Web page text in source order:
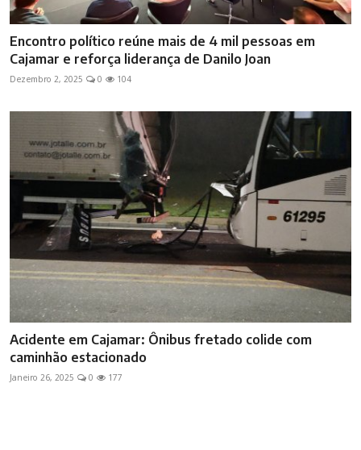
Encontro político reúne mais de 4 mil pessoas em
Cajamar e reforça liderança de Danilo Joan
Dezembro 2, 2025 0 104
Acidente em Cajamar: Ônibus fretado colide com
caminhão estacionado
Janeiro 26, 2025 0 177